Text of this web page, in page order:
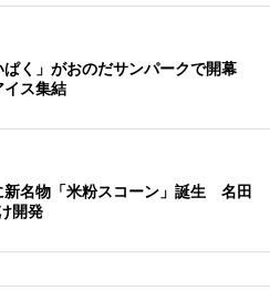
ぱく」がおのだサンパークで開幕
イス集結
新名物「米粉スコーン」誕生 名田
開発